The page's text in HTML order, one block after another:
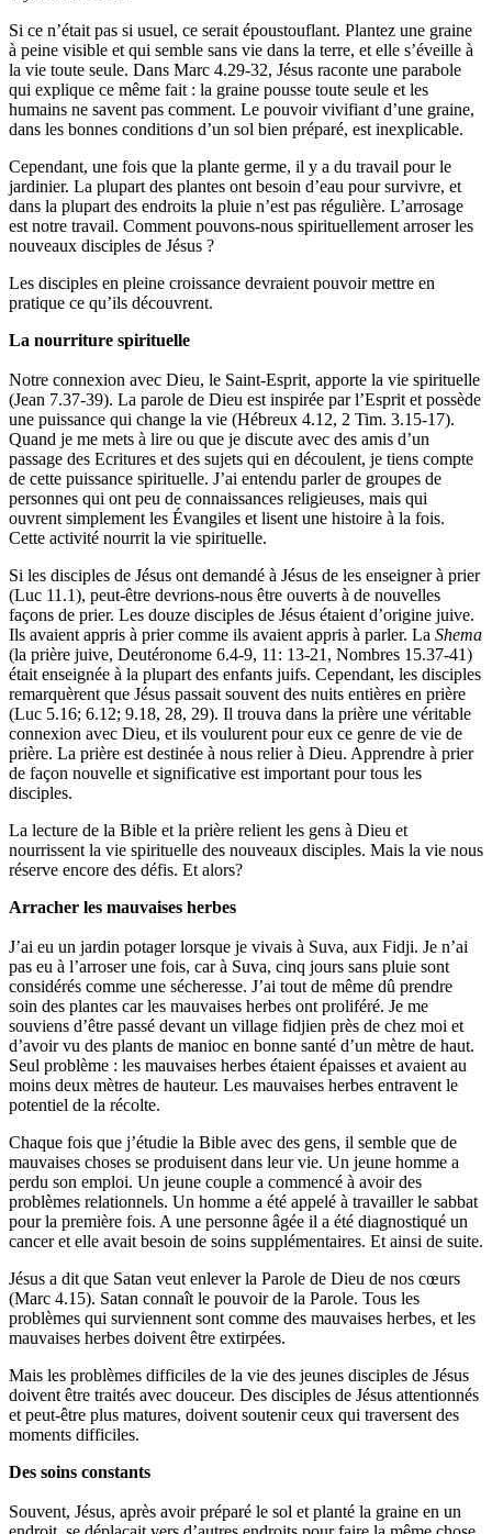
Si ce n’était pas si usuel, ce serait époustouflant. Plantez une graine
à peine visible et qui semble sans vie dans la terre, et elle s’éveille à
la vie toute seule. Dans Marc 4.29-32, Jésus raconte une parabole
qui explique ce même fait : la graine pousse toute seule et les
humains ne savent pas comment. Le pouvoir vivifiant d’une graine,
dans les bonnes conditions d’un sol bien préparé, est inexplicable.
Cependant, une fois que la plante germe, il y a du travail pour le
jardinier. La plupart des plantes ont besoin d’eau pour survivre, et
dans la plupart des endroits la pluie n’est pas régulière. L’arrosage
est notre travail. Comment pouvons-nous spirituellement arroser les
nouveaux disciples de Jésus ?
Les disciples en pleine croissance devraient pouvoir mettre en
pratique ce qu’ils découvrent.
La nourriture spirituelle
Notre connexion avec Dieu, le Saint-Esprit, apporte la vie spirituelle
(Jean 7.37-39). La parole de Dieu est inspirée par l’Esprit et possède
une puissance qui change la vie (Hébreux 4.12, 2 Tim. 3.15-17).
Quand je me mets à lire ou que je discute avec des amis d’un
passage des Ecritures et des sujets qui en découlent, je tiens compte
de cette puissance spirituelle. J’ai entendu parler de groupes de
personnes qui ont peu de connaissances religieuses, mais qui
ouvrent simplement les Évangiles et lisent une histoire à la fois.
Cette activité nourrit la vie spirituelle.
Si les disciples de Jésus ont demandé à Jésus de les enseigner à prier
(Luc 11.1), peut-être devrions-nous être ouverts à de nouvelles
façons de prier. Les douze disciples de Jésus étaient d’origine juive.
Ils avaient appris à prier comme ils avaient appris à parler. La Shema
(la prière juive, Deutéronome 6.4-9, 11: 13-21, Nombres 15.37-41)
était enseignée à la plupart des enfants juifs. Cependant, les disciples
remarquèrent que Jésus passait souvent des nuits entières en prière
(Luc 5.16; 6.12; 9.18, 28, 29). Il trouva dans la prière une véritable
connexion avec Dieu, et ils voulurent pour eux ce genre de vie de
prière. La prière est destinée à nous relier à Dieu. Apprendre à prier
de façon nouvelle et significative est important pour tous les
disciples.
La lecture de la Bible et la prière relient les gens à Dieu et
nourrissent la vie spirituelle des nouveaux disciples. Mais la vie nous
réserve encore des défis. Et alors?
Arracher les mauvaises herbes
J’ai eu un jardin potager lorsque je vivais à Suva, aux Fidji. Je n’ai
pas eu à l’arroser une fois, car à Suva, cinq jours sans pluie sont
considérés comme une sécheresse. J’ai tout de même dû prendre
soin des plantes car les mauvaises herbes ont proliféré. Je me
souviens d’être passé devant un village fidjien près de chez moi et
d’avoir vu des plants de manioc en bonne santé d’un mètre de haut.
Seul problème : les mauvaises herbes étaient épaisses et avaient au
moins deux mètres de hauteur. Les mauvaises herbes entravent le
potentiel de la récolte.
Chaque fois que j’étudie la Bible avec des gens, il semble que de
mauvaises choses se produisent dans leur vie. Un jeune homme a
perdu son emploi. Un jeune couple a commencé à avoir des
problèmes relationnels. Un homme a été appelé à travailler le sabbat
pour la première fois. A une personne âgée il a été diagnostiqué un
cancer et elle avait besoin de soins supplémentaires. Et ainsi de suite.
Jésus a dit que Satan veut enlever la Parole de Dieu de nos cœurs
(Marc 4.15). Satan connaît le pouvoir de la Parole. Tous les
problèmes qui surviennent sont comme des mauvaises herbes, et les
mauvaises herbes doivent être extirpées.
Mais les problèmes difficiles de la vie des jeunes disciples de Jésus
doivent être traités avec douceur. Des disciples de Jésus attentionnés
et peut-être plus matures, doivent soutenir ceux qui traversent des
moments difficiles.
Des soins constants
Souvent, Jésus, après avoir préparé le sol et planté la graine en un